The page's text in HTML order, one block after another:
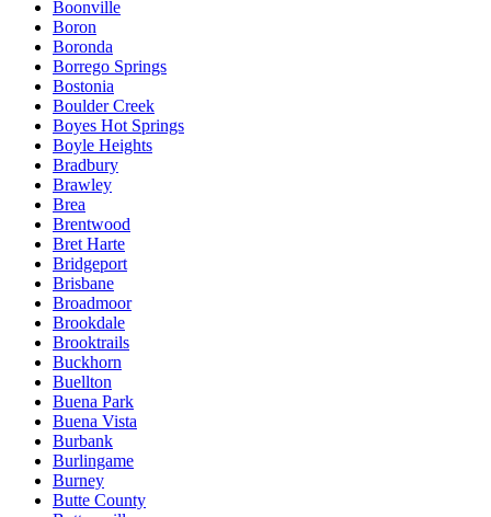
Boonville
Boron
Boronda
Borrego Springs
Bostonia
Boulder Creek
Boyes Hot Springs
Boyle Heights
Bradbury
Brawley
Brea
Brentwood
Bret Harte
Bridgeport
Brisbane
Broadmoor
Brookdale
Brooktrails
Buckhorn
Buellton
Buena Park
Buena Vista
Burbank
Burlingame
Burney
Butte County